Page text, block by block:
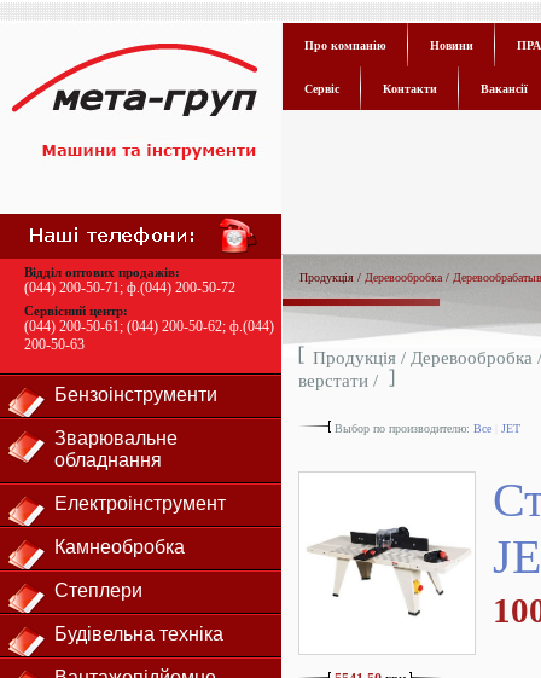
Відділ оптових продажів:
(044) 200-50-71; ф.(044) 200-50-72
Сервісний центр:
(044) 200-50-61; (044) 200-50-62; ф.(044)
200-50-63
Бензоінструменти
Зварювальне
обладнання
Електроінструмент
Камнеобробка
Степлери
Будівельна техніка
Про компанію Новини
Сервіс Контакти Вакансії
Продукція / Деревообробка /
Продукція / Деревообробка
верстати /
Выбор по производителю: Все JET